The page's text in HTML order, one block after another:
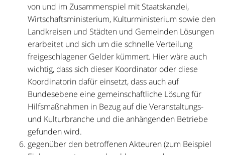
von und im Zusammenspiel mit Staatskanzlei,
Wirtschaftsministerium, Kulturministerium sowie den
Landkreisen und Städten und Gemeinden Lösungen
erarbeitet und sich um die schnelle Verteilung
freigeschlagener Gelder kümmert. Hier wäre auch
wichtig, dass sich dieser Koordinator oder diese
Koordinatorin dafür einsetzt, dass auch auf
Bundesebene eine gemeinschaftliche Lösung für
Hilfsmaßnahmen in Bezug auf die Veranstaltungs-
und Kulturbranche und die anhängenden Betriebe
gefunden wird.
gegenüber den betroffenen Akteuren (zum Beispiel